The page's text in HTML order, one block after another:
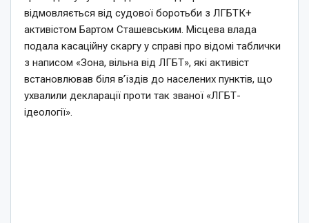
відмовляється від судової боротьби з ЛГБТК+
активістом Бартом Сташевським. Місцева влада
подала касаційну скаргу у справі про відомі таблички
з написом «Зона, вільна від ЛГБТ», які активіст
встановлював біля в’їздів до населених пунктів, що
ухвалили декларації проти так званої «ЛГБТ-
ідеології».